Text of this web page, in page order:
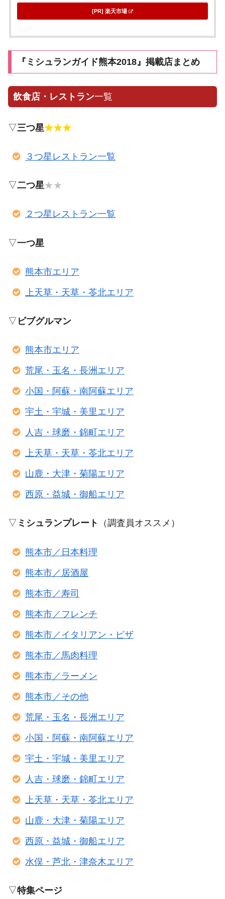
[PR] 楽天市場
『ミシュランガイド熊本2018』掲載店まとめ
飲食店・レストラン一覧
▽三つ星★★★
３つ星レストラン一覧
▽二つ星★★
２つ星レストラン一覧
▽一つ星
熊本市エリア
上天草・天草・苓北エリア
▽ ビブグルマン
熊本市エリア
荒尾・玉名・長洲エリア
小国・阿蘇・南阿蘇エリア
宇土・宇城・美里エリア
人吉・球磨・錦町エリア
上天草・天草・苓北エリア
山鹿・大津・菊陽エリア
西原・益城・御船エリア
▽ ミシュランプレート （調査員オススメ）
熊本市／日本料理
熊本市／居酒屋
熊本市／寿司
熊本市／フレンチ
熊本市／イタリアン・ピザ
熊本市／馬肉料理
熊本市／ラーメン
熊本市／その他
荒尾・玉名・長洲エリア
小国・阿蘇・南阿蘇エリア
宇土・宇城・美里エリア
人吉・球磨・錦町エリア
上天草・天草・苓北エリア
山鹿・大津・菊陽エリア
西原・益城・御船エリア
水俣・芦北・津奈木エリア
▽特集ページ